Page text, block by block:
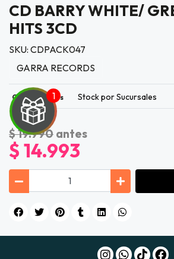
web
CD BARRY WHITE/
HITS 3CD
SKU: CDPACK047
GARRA RECORDS
Quedan Pocos Stock por Sucursales
$ 19.990 antes
$ 14.993